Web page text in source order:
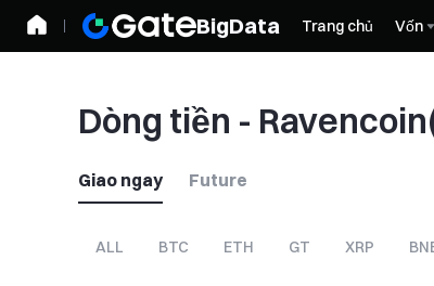
BigData Trang chủ Vốn
Dòng tiền -
Giao ngay Future
ALL BTC ETH GT XRP